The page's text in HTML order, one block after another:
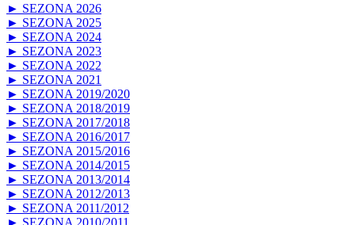
► SEZONA 2026
► SEZONA 2025
► SEZONA 2024
► SEZONA 2023
► SEZONA 2022
► SEZONA 2021
► SEZONA 2019/2020
► SEZONA 2018/2019
► SEZONA 2017/2018
► SEZONA 2016/2017
► SEZONA 2015/2016
► SEZONA 2014/2015
► SEZONA 2013/2014
► SEZONA 2012/2013
► SEZONA 2011/2012
► SEZONA 2010/2011